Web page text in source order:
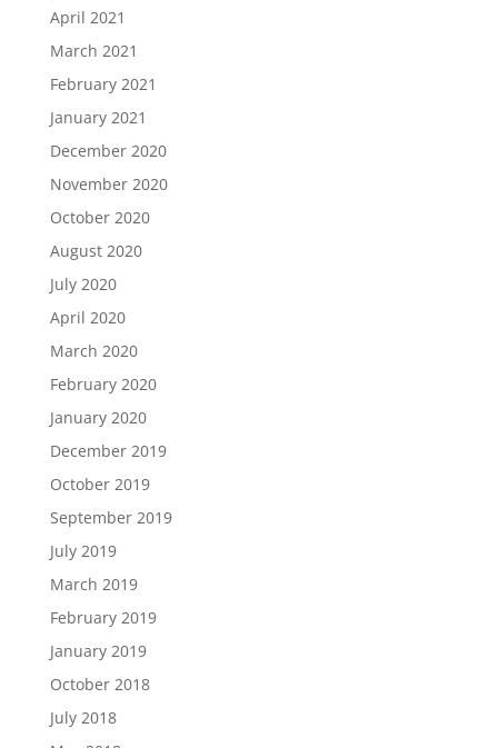
April 2021
March 2021
February 2021
January 2021
December 2020
November 2020
October 2020
August 2020
July 2020
April 2020
March 2020
February 2020
January 2020
December 2019
October 2019
September 2019
July 2019
March 2019
February 2019
January 2019
October 2018
July 2018